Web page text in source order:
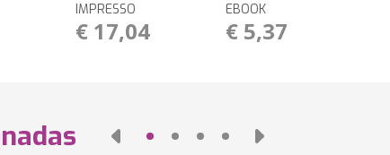
IMPRESSO
€ 17,04
EBOOK
€ 5,37